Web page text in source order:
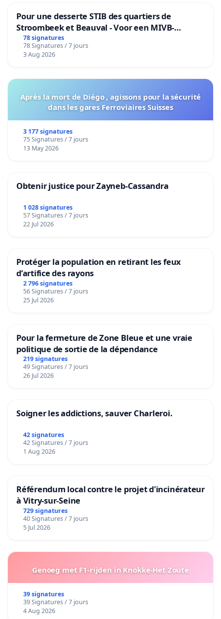
Pour une desserte STIB des quartiers de
Stroombeek et Beauval - Voor een MIVB-
bediening van de wijken Strombeek en Het
Voor
78 signatures
78 Signatures / 7 jours
3 Aug 2026
Après la mort de Diégo , agissons pour la sécurité
dans les gares Ferroviaires Suisses
3 177 signatures
75 Signatures / 7 jours
13 May 2026
Obtenir justice pour Zayneb-Cassandra
1 028 signatures
57 Signatures / 7 jours
22 Jul 2026
Protéger la population en retirant les feux
d’artifice des rayons
2 796 signatures
56 Signatures / 7 jours
25 Jul 2026
Pour la fermeture de Zone Bleue et une vraie
politique de sortie de la dépendance
219 signatures
49 Signatures / 7 jours
26 Jul 2026
Soigner les addictions, sauver Charleroi.
42 signatures
42 Signatures / 7 jours
1 Aug 2026
Référendum local contre le projet d'incinérateur
à Vitry-sur-Seine
729 signatures
40 Signatures / 7 jours
5 Jul 2026
Genoeg met F1-rijden in Knokke-Het Zoute
39 signatures
39 Signatures / 7 jours
4 Aug 2026